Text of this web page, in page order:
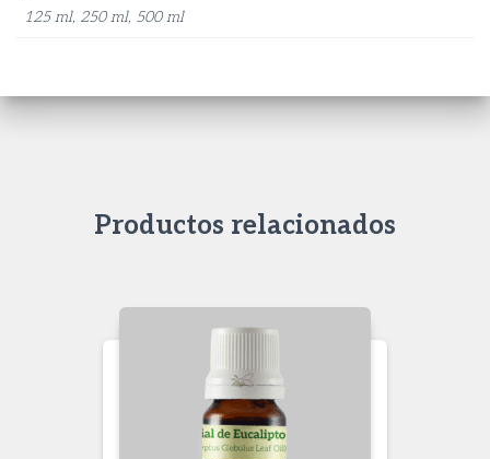
125 ml, 250 ml, 500 ml
Productos relacionados